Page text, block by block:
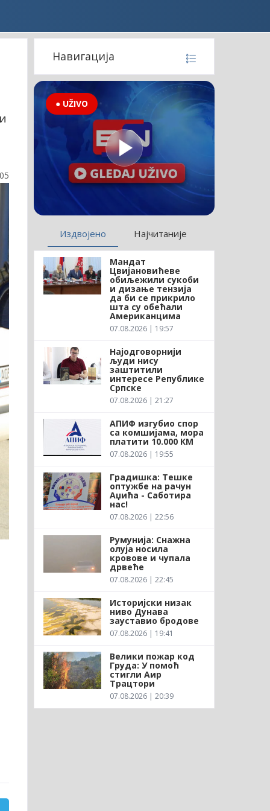
Навигација
● UŽIVO
Издвојено Најчитаније
Мандат
Цвијановићеве
обиљежили сукоби
и дизање тензија
да би се прикрило
шта су обећали
Американцима
07.08.2026 | 19:57
Најодговорнији
људи нису
заштитили
интересе Републике
Српске
07.08.2026 | 21:27
АПИФ изгубио спор
са комшијама, мора
платити 10.000 КМ
07.08.2026 | 19:55
Градишка: Тешке
оптужбе на рачун
Аџића - Саботира
нас!
07.08.2026 | 22:56
Румунија: Снажна
олуја носила
кровове и чупала
дрвеће
07.08.2026 | 22:45
Историјски низак
ниво Дунава
зауставио бродове
07.08.2026 | 19:41
Велики пожар код
Груда: У помоћ
стигли Аир
Трацтори
07.08.2026 | 20:39